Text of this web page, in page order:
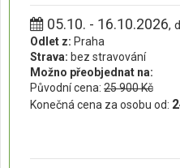
05.10. - 16.10.2026,
Odlet z: Praha
Strava: bez stravování
Možno přeobjednat na:
Původní cena: 25 900 Kč
Konečná cena za osobu od: